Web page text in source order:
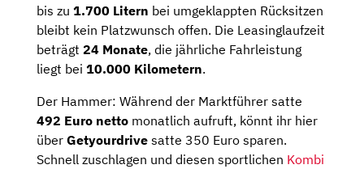
bis zu 1.700 Litern bei umgeklappten Rücksitzen
bleibt kein Platzwunsch offen. Die Leasinglaufzeit
beträgt 24 Monate, die jährliche Fahrleistung
liegt bei 10.000 Kilometern.
Der Hammer: Während der Marktführer satte
492 Euro netto monatlich aufruft, könnt ihr hier
über Getyourdrive satte 350 Euro sparen.
Schnell zuschlagen und diesen sportlichen Kombi